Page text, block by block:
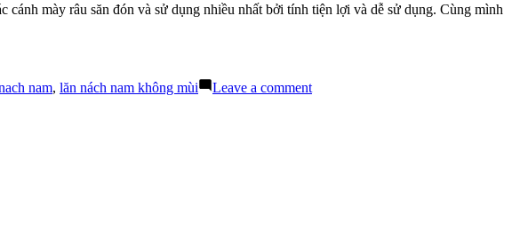
mày râu săn đón và sử dụng nhiều nhất bởi tính tiện lợi và dễ sử dụng. Cùng mình
nam, lăn nách nam không mùi Leave a commenton